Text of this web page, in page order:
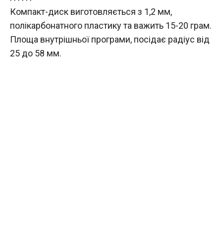
Компакт-диск виготовляється з 1,2 мм,
полікарбонатного пластику та важить 15-20 грам.
Площа внутрішньої програми, посідає радіус від
25 до 58 мм.